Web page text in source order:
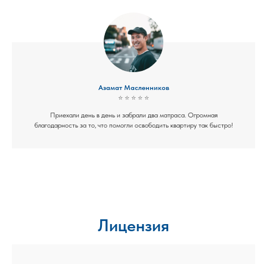
Азамат Масленников
⭐ ⭐ ⭐ ⭐ ⭐
Приехали день в день и забрали два матраса. Огромная
благодарность за то, что помогли освободить квартиру так быстро!
Лицензия